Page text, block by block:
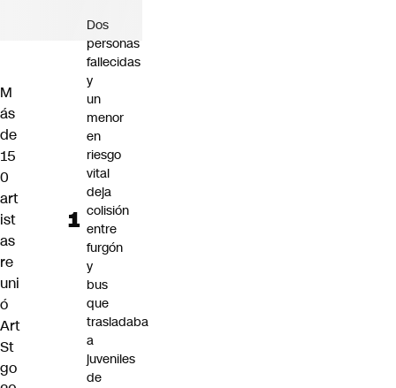
M
ás
de
15
0
art
ist
as
re
uni
ó
Art
St
go
Dos
personas
fallecidas
y
un
menor
en
riesgo
vital
deja
colisión
entre
furgón
y
bus
que
trasladaba
a
juveniles
de